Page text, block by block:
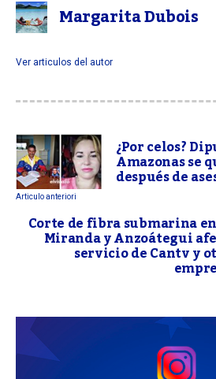
Margarita Dubois
Ver articulos del autor
¿Por celos?
Amazonas se
después de
Articulo anteriori
Corte de fibra submarina
Miranda y Anzoátegui
servicio de Cantv y